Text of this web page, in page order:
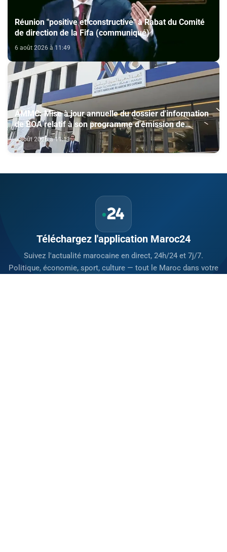
Réunion "positive et constructive" à Rabat du Comité
de direction de la Fifa (communiqué)
6 août 2026 à 11:49
AMMC: Mise à jour annuelle du dossier d'information
de BOA relatif à son programme d'émission de
certificats de dépôt
6 août 2026 à 11:11
Téléchargez l'application Maroc24
Suivez l'actualité marocaine en direct, 24h/24 et 7j/7.
Politique, économie, sport, culture — tout le Maroc dans votre